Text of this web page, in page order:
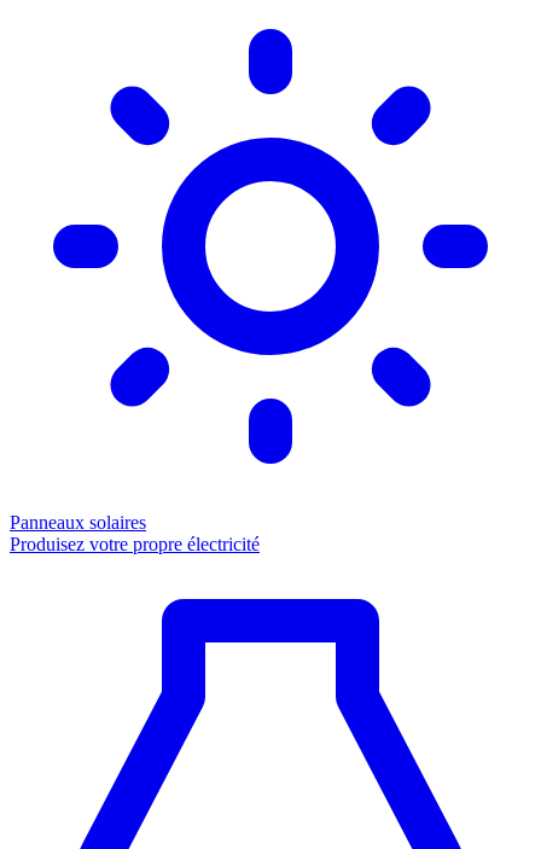
Panneaux solaires
Produisez votre propre électricité